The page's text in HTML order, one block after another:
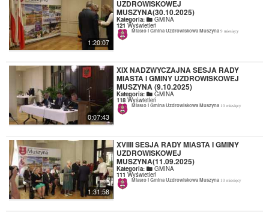
1:20:07
UZDROWISKOWEJ
MUSZYNA(30.10.2025)
Kategoria: GMINA
121 Wyświetleń
Miasto i Gmina Uzdrowiskowa Muszyna9 miesięcy
0:07:43
XIX NADZWYCZAJNA SESJA RADY
MIASTA I GMINY UZDROWISKOWEJ
MUSZYNA (9.10.2025)
Kategoria: GMINA
118 Wyświetleń
Miasto i Gmina Uzdrowiskowa Muszyna 10 miesięcy
1:31:58
XVIIII SESJA RADY MIASTA I GMINY
UZDROWISKOWEJ
MUSZYNA(11.09.2025)
Kategoria: GMINA
111 Wyświetleń
Miasto i Gmina Uzdrowiskowa Muszyna 10 miesięcy